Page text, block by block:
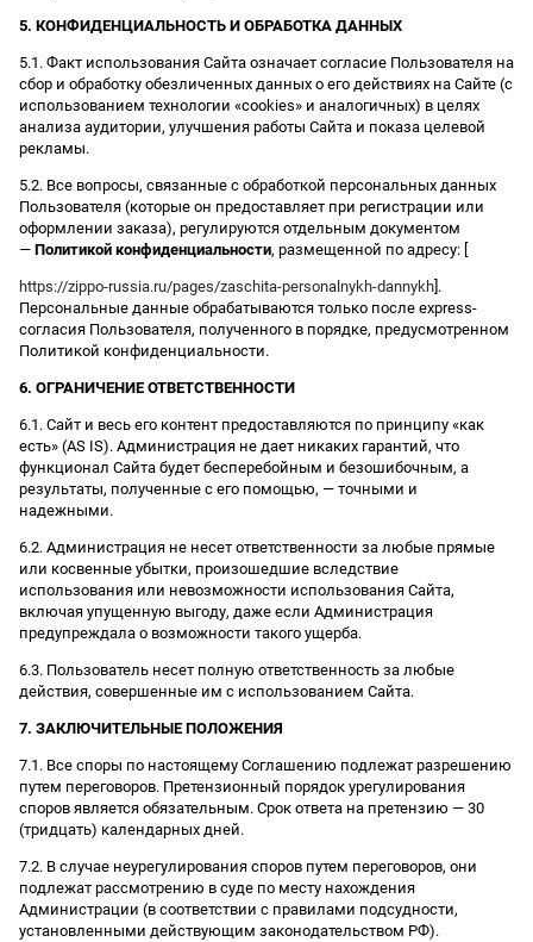
5. КОНФИДЕНЦИАЛЬНОСТЬ И ОБРАБОТКА ДАННЫХ
5.1. Факт использования Сайта означает согласие Пользователя на
сбор и обработку обезличенных данных о его действиях на Сайте (с
использованием технологии «cookies» и аналогичных) в целях
анализа аудитории, улучшения работы Сайта и показа целевой
рекламы.
5.2. Все вопросы, связанные с обработкой персональных данных
Пользователя (которые он предоставляет при регистрации или
оформлении заказа), регулируются отдельным документом
— Политикой конфиденциальности, размещенной по адресу: [
https://zippo-russia.ru/pages/zaschita-personalnykh-dannykh ].
Персональные данные обрабатываются только после express-
согласия Пользователя, полученного в порядке, предусмотренном
Политикой конфиденциальности.
6. ОГРАНИЧЕНИЕ ОТВЕТСТВЕННОСТИ
6.1. Сайт и весь его контент предоставляются по принципу «как
есть» (AS IS). Администрация не дает никаких гарантий, что
функционал Сайта будет бесперебойным и безошибочным, а
результаты, полученные с его помощью, — точными и
надежными.
6.2. Администрация не несет ответственности за любые прямые
или косвенные убытки, произошедшие вследствие
использования или невозможности использования Сайта,
включая упущенную выгоду, даже если Администрация
предупреждала о возможности такого ущерба.
6.3. Пользователь несет полную ответственность за любые
действия, совершенные им с использованием Сайта.
7. ЗАКЛЮЧИТЕЛЬНЫЕ ПОЛОЖЕНИЯ
7.1. Все споры по настоящему Соглашению подлежат разрешению
путем переговоров. Претензионный порядок урегулирования
споров является обязательным. Срок ответа на претензию — 30
(тридцать) календарных дней.
7.2. В случае неурегулирования споров путем переговоров, они
подлежат рассмотрению в суде по месту нахождения
Администрации (в соответствии с правилами подсудности,
установленными действующим законодательством РФ).